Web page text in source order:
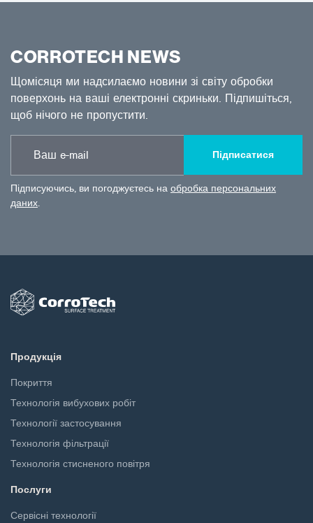
CORROTECH NEWS
Щомісяця ми надсилаємо новини зі світу обробки
поверхонь на ваші електронні скриньки. Підпишіться,
щоб нічого не пропустити.
Підписатися
Підписуючись, ви погоджуєтесь на обробка персональних
даних.
Продукція
Покриття
Технологія вибухових робіт
Технології застосування
Технологія фільтрації
Технологія стисненого повітря
Послуги
Сервісні технології